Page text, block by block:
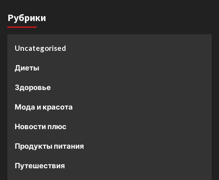
Рубрики
Uncategorised
Диеты
Здоровье
Мода и красота
Новости плюс
Продукты питания
Путешествия